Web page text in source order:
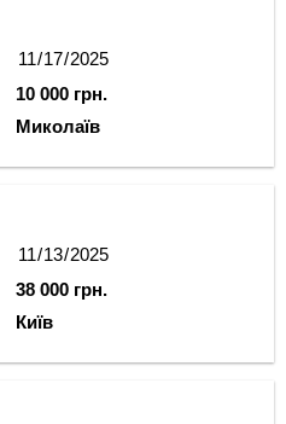
10 000 грн.
Миколаїв
38 000 грн.
Київ